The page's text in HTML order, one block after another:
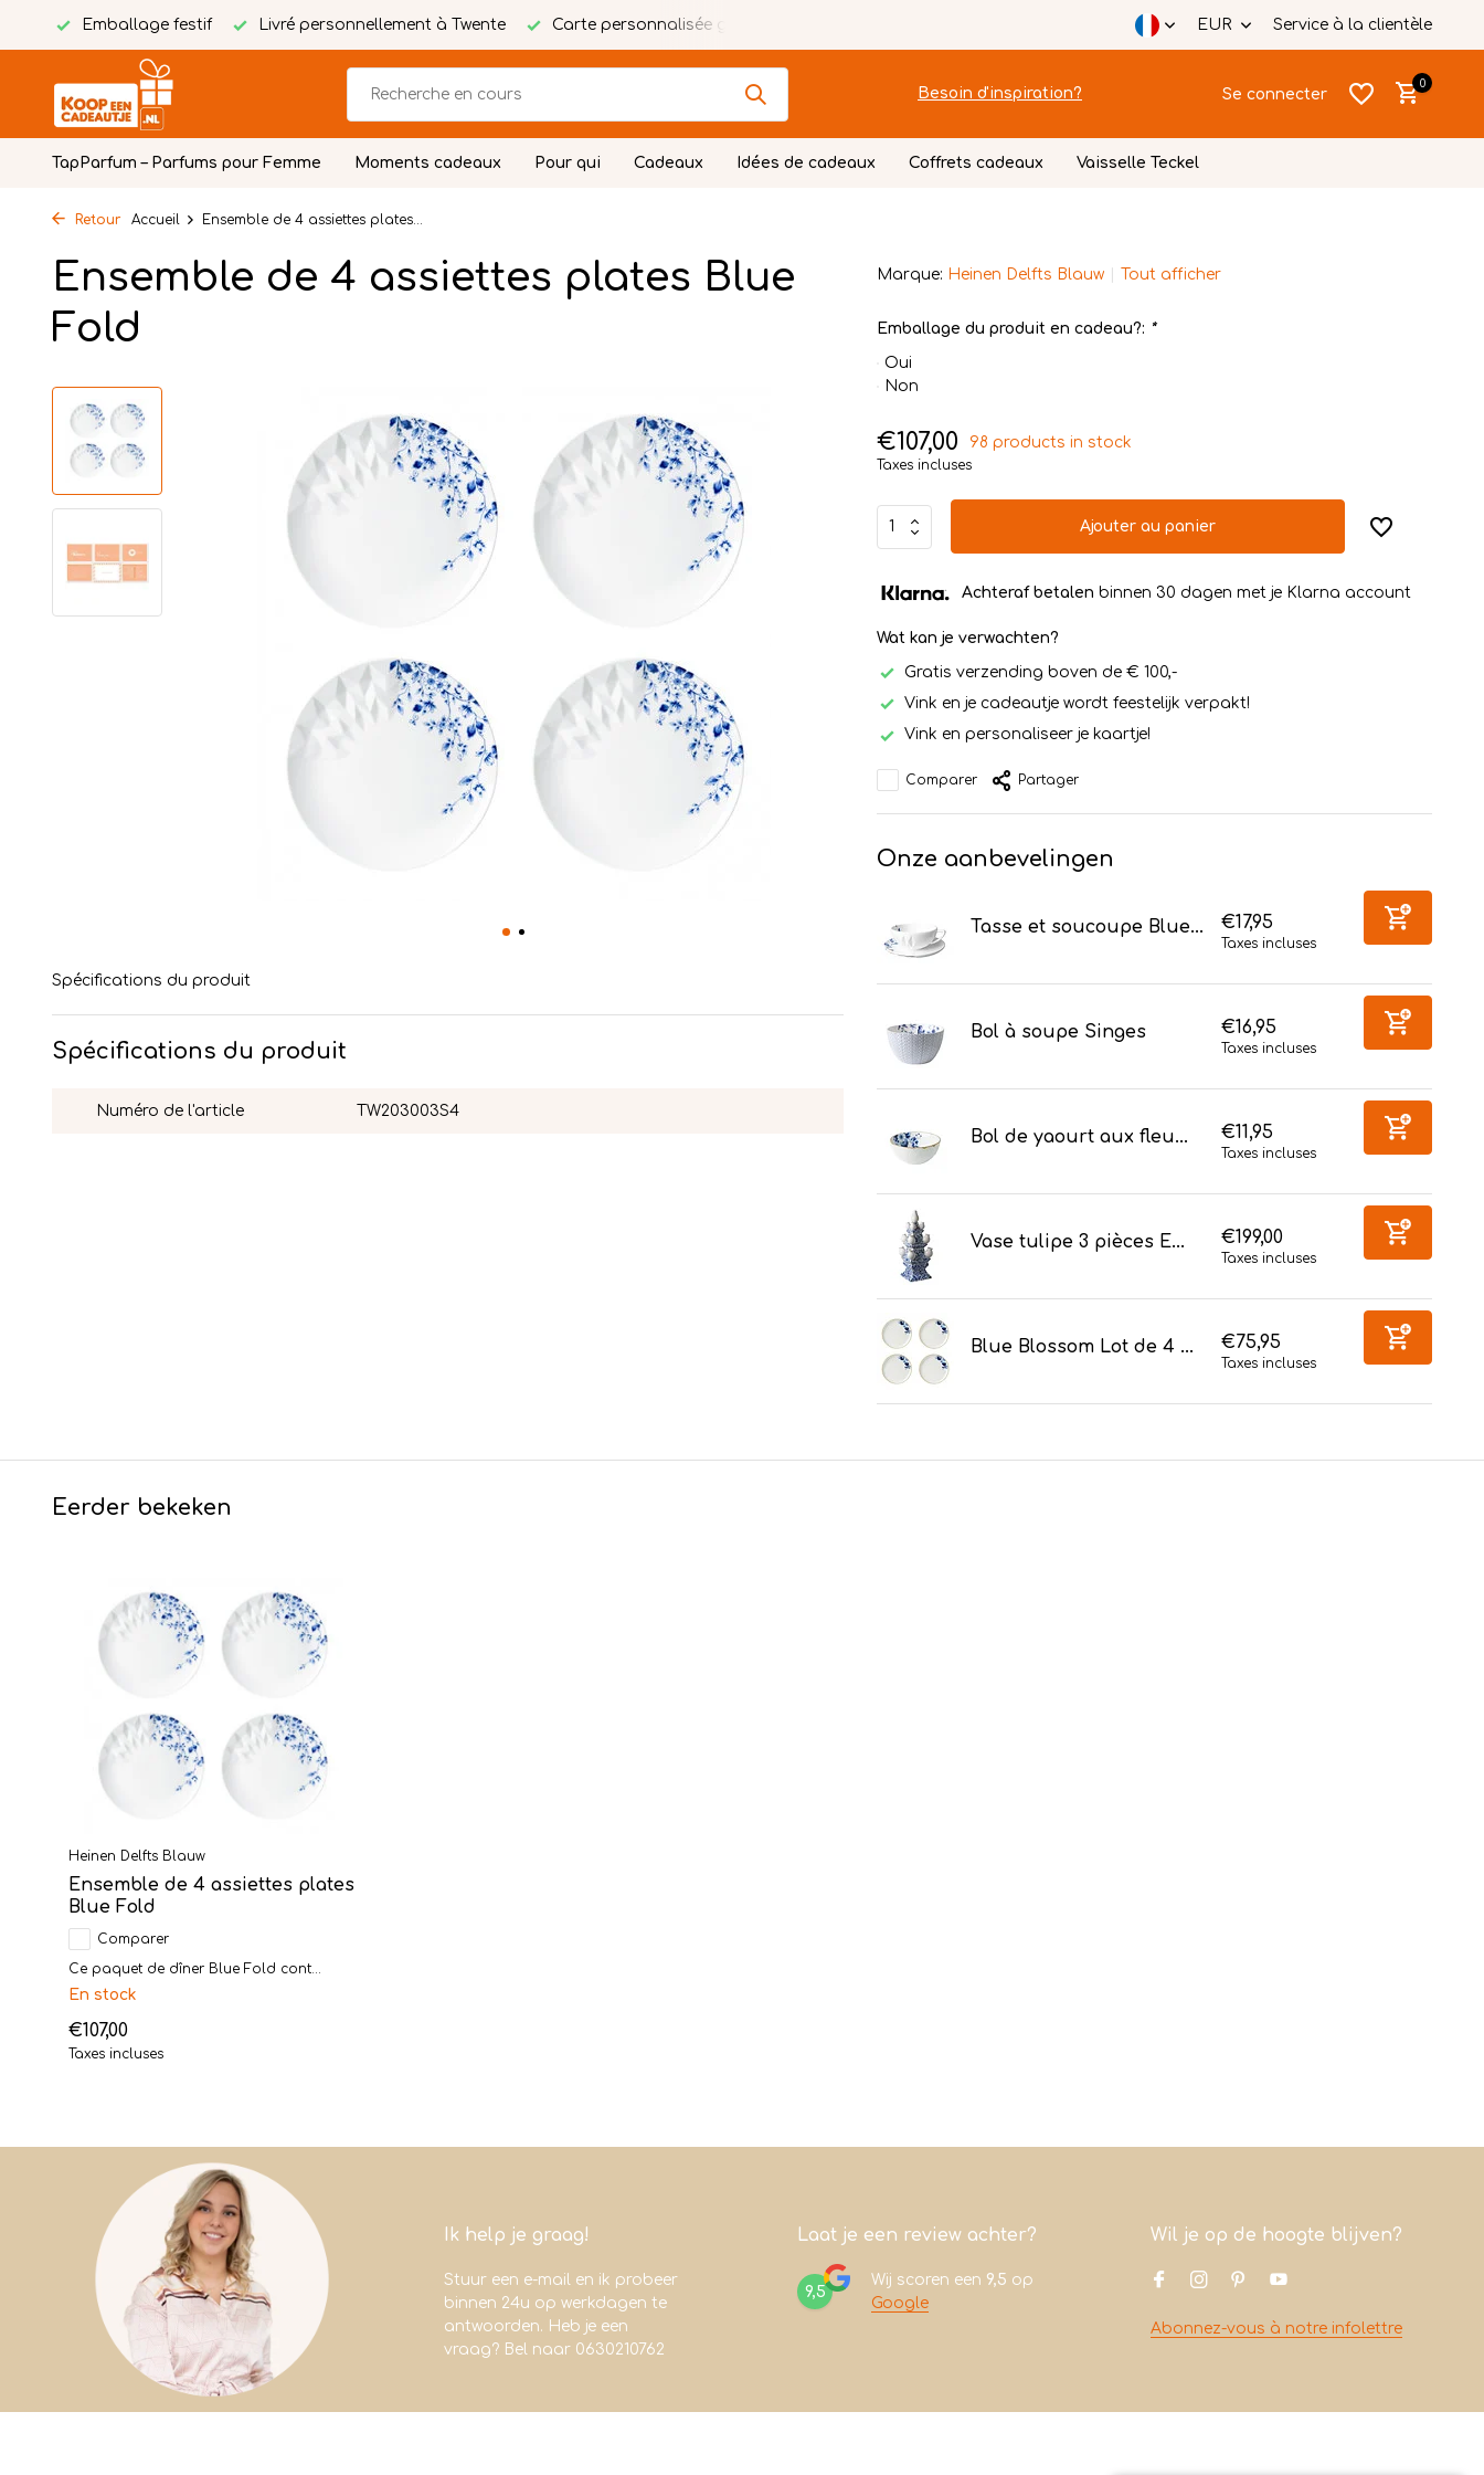
Emballage festif Livré personnellement à Twente Carte personnalisée gratuite EUR Service à la clientèle
Besoin d'inspiration? Se connecter
0
TapParfum – Parfums pour Femme Moments cadeaux Pour qui Cadeaux Idées de cadeaux Coffrets cadeaux Vaisselle Teckel
Retour Accueil Ensemble de 4 assiettes plates...
Ensemble de 4 assiettes plates Blue
Fold
Spécifications du produit
Spécifications du produit
Numéro de l'article TW203003S4
Marque: Heinen Delfts Blauw Tout afficher
Emballage du produit en cadeau?: *
Oui
Non
€107,00 98 products in stock
Taxes incluses
Ajouter au panier
Achteraf betalen binnen 30 dagen met je Klarna account
Wat kan je verwachten?
Gratis verzending boven de € 100,-
Vink en je cadeautje wordt feestelijk verpakt!
Vink en personaliseer je kaartje!
Comparer Partager
Onze aanbevelingen
Tasse et soucoupe Blue... €17,95
Taxes incluses
Bol à soupe Singes €16,95
Taxes incluses
Bol de yaourt aux fleu... €11,95
Taxes incluses
Vase tulipe 3 pièces E... €199,00
Taxes incluses
Blue Blossom Lot de 4 ... €75,95
Taxes incluses
Eerder bekeken
Heinen Delfts Blauw
Ensemble de 4 assiettes plates
Blue Fold
Comparer
Ce paquet de dîner Blue Fold cont...
En stock
€107,00
Taxes incluses
Ik help je graag!
Stuur een e-mail en ik probeer
binnen 24u op werkdagen te
antwoorden. Heb je een
vraag? Bel naar 0630210762
Laat je een review achter?
9,5
Wij scoren een 9,5 op
Google
Wil je op de hoogte blijven?
Abonnez-vous à notre infolettre